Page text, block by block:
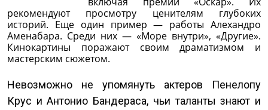
рекомендуют просмотру ценителям глубоких
историй. Еще один пример — работы Алехандро
Аменабара. Среди них — «Море внутри», «Другие».
Кинокартины поражают своим драматизмом и
мастерским сюжетом.
Невозможно не упомянуть актеров Пенелопу
Крус и Антонио Бандераса, чьи таланты знают и